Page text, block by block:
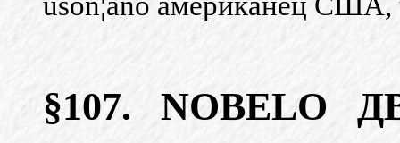
§107. NOBELO